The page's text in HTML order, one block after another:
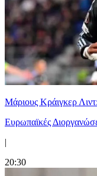
Μάριους Κράιγκερ
Ευρωπαϊκές
|
20:30